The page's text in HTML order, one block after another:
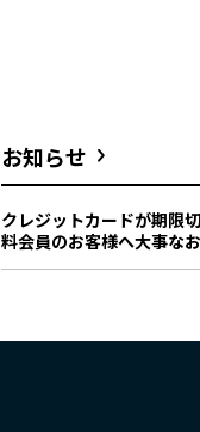
お知らせ
クレジットカードが期限
料会員のお客様へ大事な